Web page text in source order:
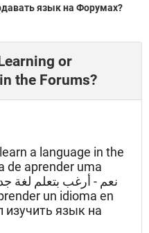
язык на Форумах?
or
the Forums?
a language in the
de aprender uma
изучить язык на